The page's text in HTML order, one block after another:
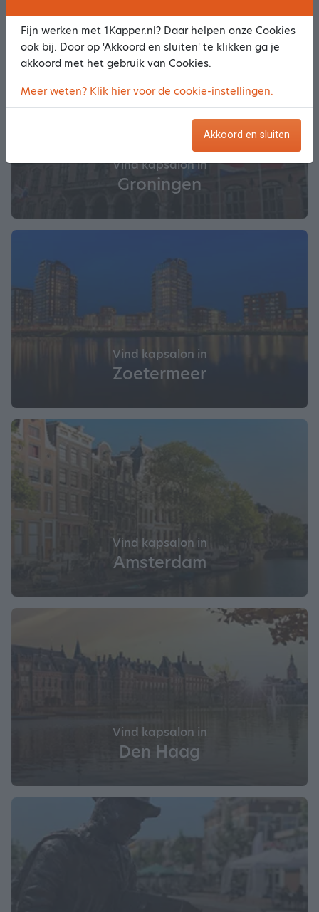
Vind kapsalon in
Groningen
Vind kapsalon in
Zoetermeer
Vind kapsalon in
Amsterdam
Vind kapsalon in
Den Haag
Fijn werken met 1Kapper.nl? Daar helpen onze Cookies
ook bij. Door op 'Akkoord en sluiten' te klikken ga je
akkoord met het gebruik van Cookies.
Meer weten? Klik hier voor de cookie-instellingen.
Akkoord en sluiten